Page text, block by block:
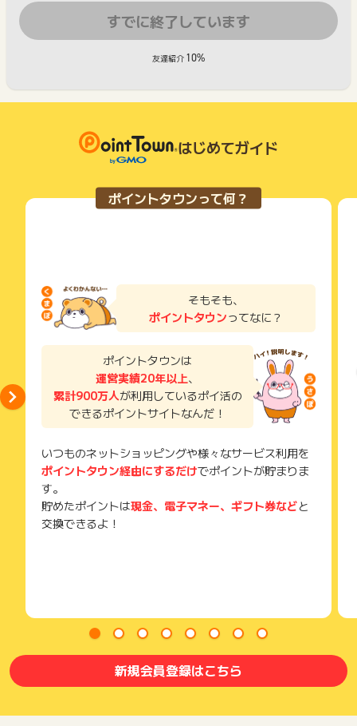
すでに終了しています
友達紹介 10%
はじめてガイド
ポイントタウンって何？
そもそも、
ポイントタウンってなに？
ポイントタウンは
運営実績20年以上、
累計900万人が利用しているポイ活の
できるポイントサイトなんだ！
いつものネットショッピングや様々なサービス利用を
ポイントタウン経由にするだけでポイントが貯まりま
す。
貯めたポイントは現金、電子マネー、ギフト券などと
交換できるよ！
新規会員登録はこちら